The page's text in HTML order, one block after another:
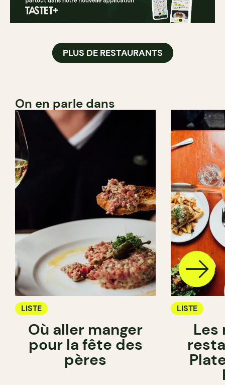
PLUS DE RESTAURANTS
On en parle dans
LISTE
Où aller manger
pour la fête des
pères
LISTE
Les